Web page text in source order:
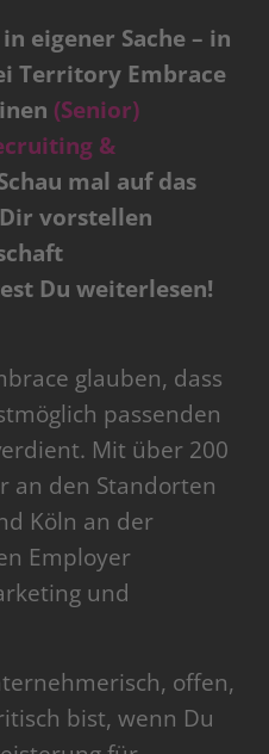
eigener Sache – in
Territory Embrace
(Senior)
&
mal auf das
vorstellen
Du weiterlesen!
glauben, dass
passenden
Mit über 200
an den Standorten
Köln an der
Employer
und
offen,
bist, wenn Du